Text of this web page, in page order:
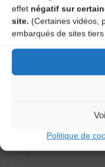
effet négatif sur
site. (Certaines vidéos,
embarqués de sites
Politique de
Laisser
obligatoires sont